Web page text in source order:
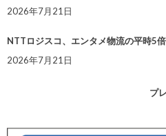
2026年7月21日
NTTロジスコ、エンタメ物流の平時5
2026年7月21日
プ